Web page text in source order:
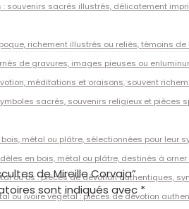
souvenirs sacrés illustrés, délicatement
richement illustrés ou reliés, témoins
de gravures, images pieuses ou
méditations et oraisons, souvent
sacrés, souvenirs religieux et pièces
métal ou plâtre, sélectionnées pour leur
en bois, métal ou plâtre, destinés à
ou os : pièces de dévotion authentiques,
ou ivoire végétal : pièces de dévotion
de Mireille Corvaja”
sont indiqués avec *